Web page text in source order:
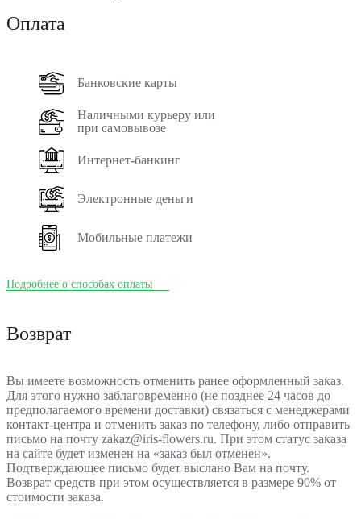
Оплата
Банковские карты
Наличными курьеру или
при самовывозе
Интернет-банкинг
Электронные деньги
Мобильные платежи
Подробнее о способах оплаты
Возврат
Вы имеете возможность отменить ранее оформленный заказ.
Для этого нужно заблаговременно (не позднее 24 часов до
предполагаемого времени доставки) связаться с менеджерами
контакт-центра и отменить заказ по телефону, либо отправить
письмо на почту zakaz@iris-flowers.ru. При этом статус заказа
на сайте будет изменен на «заказ был отменен».
Подтверждающее письмо будет выслано Вам на почту.
Возврат средств при этом осуществляется в размере 90% от
стоимости заказа.